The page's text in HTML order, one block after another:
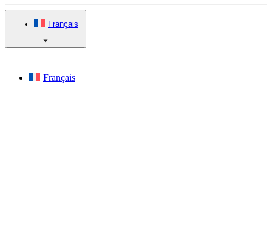
Français
Français